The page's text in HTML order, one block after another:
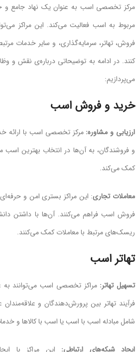
مرکز تخصصی اسب به عنوان یک نهاد جامع و
مربوط به اسب فعالیت می‌کند. این مراکز
فروش، تهاتر، سرمایه‌گذاری، و سایر خدمات
کنند. در ادامه به توضیحاتی درباره‌ی نقش
می‌پردازیم:
خرید و فروش اسب
ارزیابی و مشاوره: مرکز تخصصی اسب با ارائه
و فروشندگان، به آن‌ها در انتخاب بهترین اسب
کمک می‌کند.
معاملات تجاری: این مراکز بستری امن و
فروش اسب فراهم می‌کنند. آن‌ها با داشتن
ریسک‌های مرتبط با معاملات کمک می‌کنند.
تهاتر اسب
تسهیل تهاتر: مراکز تخصصی اسب می‌توانند به
فرآیند تهاتر بین پرورش‌دهندگان و علاقه‌مندان
شامل مبادله اسب با اسب یا اسب با کالاها و
ایجاد شبکه‌های ارتباطی: این مراکز با